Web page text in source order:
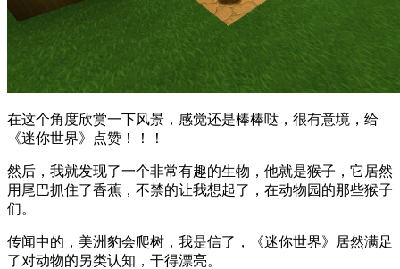
在这个角度欣赏一下风景，感觉还是棒棒哒，很有意境，给
《迷你世界》点赞！！！
然后，我就发现了一个非常有趣的生物，他就是猴子，它居然
用尾巴抓住了香蕉，不禁的让我想起了，在动物园的那些猴子
们。
传闻中的，美洲豹会爬树，我是信了，《迷你世界》居然满足
了对动物的另类认知，干得漂亮。